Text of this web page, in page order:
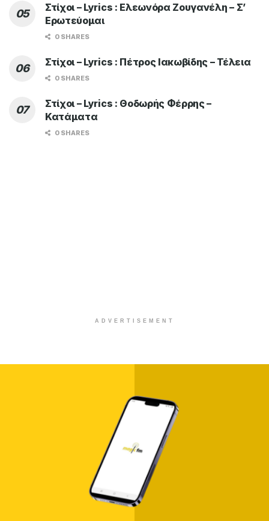
Στίχοι – Lyrics : Ελεωνόρα Ζουγανέλη – Σ’
Ερωτεύομαι
0 SHARES
Στίχοι – Lyrics : Πέτρος Ιακωβίδης – Τέλεια
0 SHARES
Στίχοι – Lyrics : Θοδωρής Φέρρης –
Κατάματα
0 SHARES
ADVERTISEMENT